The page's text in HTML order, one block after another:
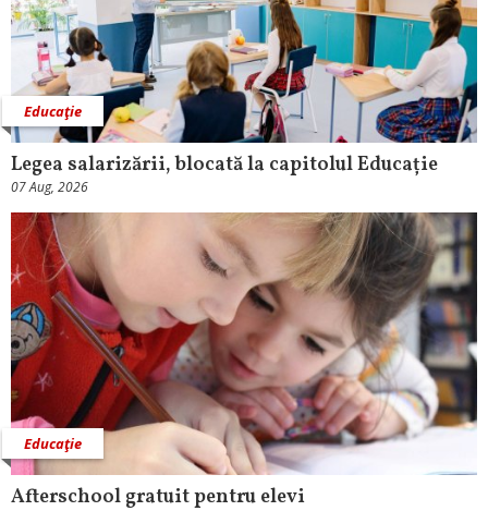
Educaţie
Legea salarizării, blocată la capitolul Educație
07 Aug, 2026
Educaţie
Afterschool gratuit pentru elevi